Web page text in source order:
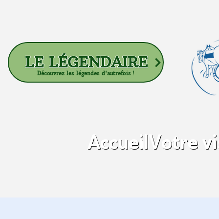
AccueilVotre
LE LÉGENDAIRE
Découvrez les légendes d'autrefois !